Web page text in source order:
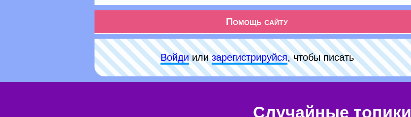
Помощь сайту
Войдиилизарeгиcтpируйся, чтобы писать
Случайные топики